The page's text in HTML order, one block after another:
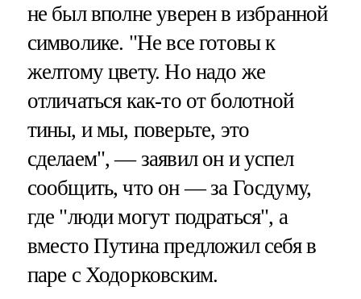
не был вполне уверен в избранной
символике. "Не все готовы к
желтому цвету. Но надо же
отличаться как-то от болотной
тины, и мы, поверьте, это
сделаем", — заявил он и успел
сообщить, что он — за Госдуму,
где "люди могут подраться", а
вместо Путина предложил себя в
паре с Ходорковским.